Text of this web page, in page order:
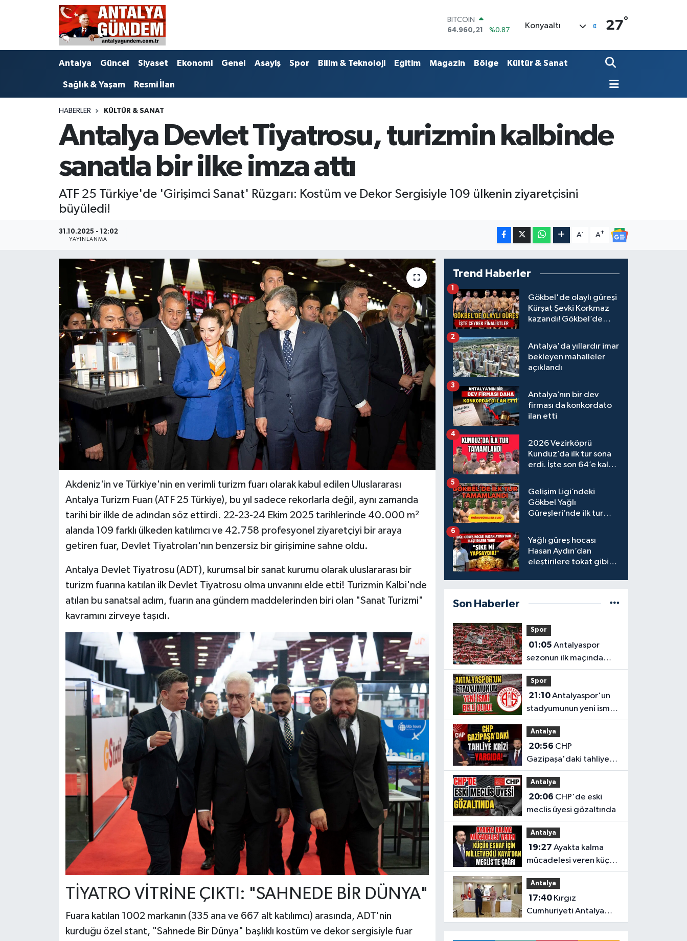
DOLAR
47,7436
%0.18
55,2510
%0.32
STERLİN
BITCOIN
64.960,21
%0.87
Konyaaltı 27°
Antalya Güncel Siyaset Ekonomi Genel Asayiş Spor Bilim & Teknoloji Eğitim Magazin Bölge Kültür & Sanat
Sağlık & Yaşam Resmi İlan
HABERLER KÜLTÜR & SANAT
Antalya Devlet Tiyatrosu, turizmin kalbinde
sanatla bir ilke imza attı
ATF 25 Türkiye'de 'Girişimci Sanat' Rüzgarı: Kostüm ve Dekor Sergisiyle 109 ülkenin ziyaretçisini
büyüledi!
31.10.2025 - 12:02
YAYINLANMA
A- A+
​​Akdeniz'in ve Türkiye'nin en verimli turizm fuarı olarak kabul edilen Uluslararası
Antalya Turizm Fuarı (ATF 25 Türkiye), bu yıl sadece rekorlarla değil, aynı zamanda
tarihi bir ilkle de adından söz ettirdi. 22-23-24 Ekim 2025 tarihlerinde 40.000 m²
alanda 109 farklı ülkeden katılımcı ve 42.758 profesyonel ziyaretçiyi bir araya
getiren fuar, Devlet Tiyatroları'nın benzersiz bir girişimine sahne oldu.
​Antalya Devlet Tiyatrosu (ADT), kurumsal bir sanat kurumu olarak uluslararası bir
turizm fuarına katılan ilk Devlet Tiyatrosu olma unvanını elde etti! Turizmin Kalbi'nde
atılan bu sanatsal adım, fuarın ana gündem maddelerinden biri olan "Sanat Turizmi"
kavramını zirveye taşıdı.
​TİYATRO VİTRİNE ÇIKTI: "SAHNEDE BİR DÜNYA"
​Fuara katılan 1002 markanın (335 ana ve 667 alt katılımcı) arasında, ADT'nin
kurduğu özel stant, "Sahnede Bir Dünya" başlıklı kostüm ve dekor sergisiyle fuar
Trend Haberler
Gökbel'de olaylı güreşi
Kürşat Şevki Korkmaz
kazandı! Gökbel’de
Gürbüz elendi!
1
Antalya'da yıllardır imar
bekleyen mahalleler
açıklandı
2
Antalya’nın bir dev
firması da konkordato
ilan etti
3
2026 Vezirköprü
Kunduz’da ilk tur sona
erdi. İşte son 64’e kalan
4
Gelişim Ligi’ndeki
Gökbel Yağlı
Güreşleri’nde ilk tur
5
Yağlı güreş hocası
Hasan Aydın’dan
eleştirilere tokat gibi
6
Son Haberler
Spor
01:05
sezonun ilk maçında
Keçiörengücü’nü
ağırlıyor
Spor
21:10Antalyaspor'un
stadyumunun yeni ismi
belli oldu!
Antalya
20:56
Gazipaşa'daki tahliye
krizi yargıda!
Antalya
20:06
meclis üyesi gözaltında
Antalya
19:27
mücadelesi veren küçük
esnaf için Milletvekili
Kaya'dan Meclis'te
çağrı
Antalya
17:40Kırgız
Cumhuriyeti Antalya
Başkonsolosu’ndan
Antalya
Bilim & Teknoloji
EĞİTİM
Ekonomi
Kültür & Sanat
Resmi İlan
Sağlık & Yaşam
Siyaset
Antalya Nöbetçi Eczaneler
Antalya Hava Durumu
Antalya Namaz Vakitleri
Süper Lig Puan Durumu ve Fikstür
Tüm Manşetler
Son Dakika Haberleri